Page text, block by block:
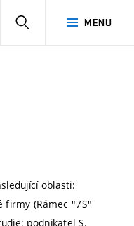
MENU
oblasti:
firmy (Rámec "7S"
podnikatel S.